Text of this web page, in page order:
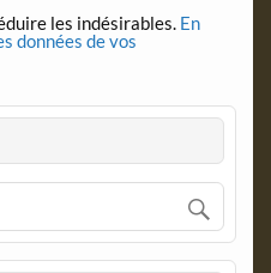
les indésirables. En
données de vos